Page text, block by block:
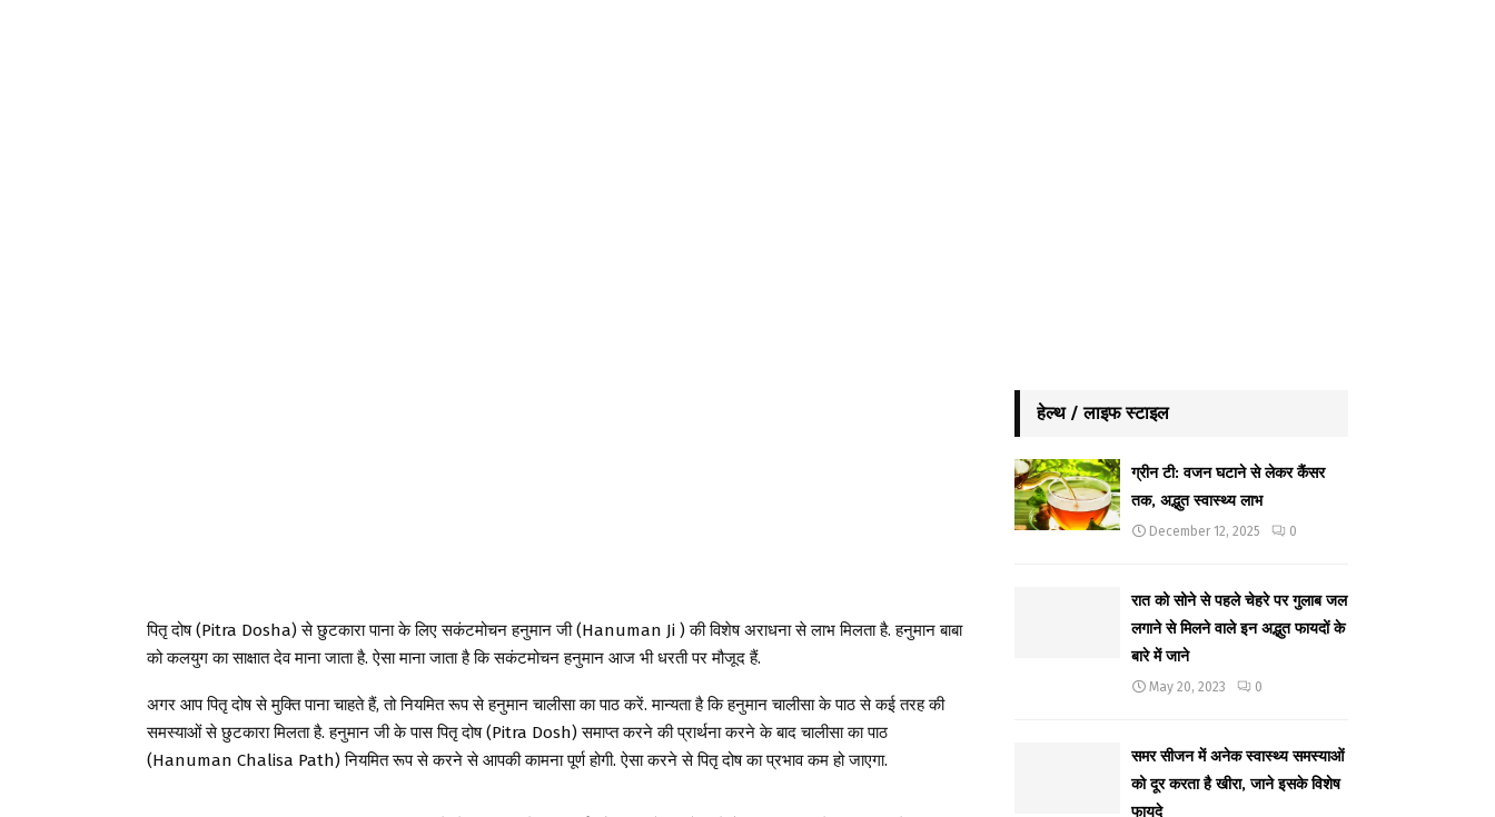
पितृ दोष (Pitra Dosha) से छुटकारा पाना के लिए सकंटमोचन हनुमान जी (Hanuman Ji ) की विशेष अराधना से लाभ मिलता है. हनुमान बाबा
को कलयुग का साक्षात देव माना जाता है. ऐसा माना जाता है कि सकंटमोचन हनुमान आज भी धरती पर मौजूद हैं.
अगर आप पितृ दोष से मुक्ति पाना चाहते हैं, तो नियमित रूप से हनुमान चालीसा का पाठ करें. मान्यता है कि हनुमान चालीसा के पाठ से कई तरह की
समस्याओं से छुटकारा मिलता है. हनुमान जी के पास पितृ दोष (Pitra Dosh) समाप्त करने की प्रार्थना करने के बाद चालीसा का पाठ
(Hanuman Chalisa Path) नियमित रूप से करने से आपकी कामना पूर्ण होगी. ऐसा करने से पितृ दोष का प्रभाव कम हो जाएगा.
हेल्थ / लाइफ स्टाइल
ग्रीन टी: वजन घटाने से लेकर कैंसर
तक, अद्भुत स्वास्थ्य लाभ
December 12, 2025 0
रात को सोने से पहले चेहरे पर गुलाब जल
लगाने से मिलने वाले इन अद्भुत फायदों के
बारे में जाने
May 20, 2023 0
समर सीजन में अनेक स्वास्थ्य समस्याओं
को दूर करता है खीरा, जाने इसके विशेष
फायदे